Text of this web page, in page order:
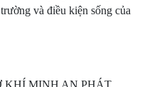
và điều kiện sống của